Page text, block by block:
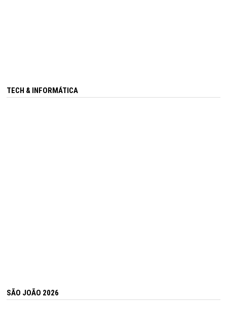
TECH & INFORMÁTICA
SÃO JOÃO 2026